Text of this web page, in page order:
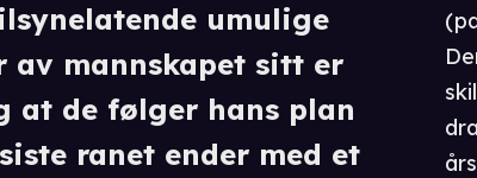
umulige
av mannskapet sitt er
at de følger hans plan
ranet ender med et